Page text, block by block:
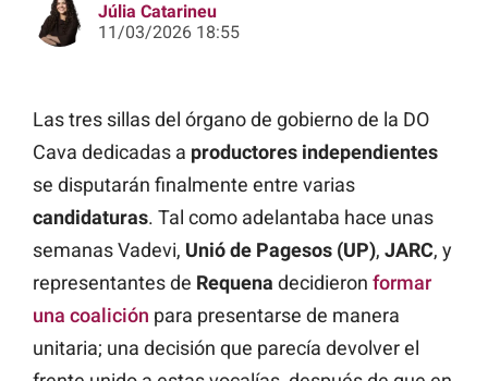
Júlia Catarineu
11/03/2026 18:55
Las tres sillas del órgano de gobierno de la DO
Cava dedicadas a productores independientes
se disputarán finalmente entre varias
candidaturas. Tal como adelantaba hace unas
semanas Vadevi, Unió de Pagesos (UP), JARC, y
representantes de Requena decidieron formar
una coalición para presentarse de manera
unitaria; una decisión que parecía devolver el